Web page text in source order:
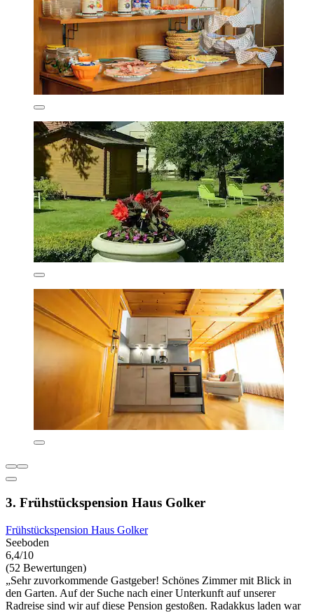
3. Frühstückspension Haus Golker
Frühstückspension Haus Golker
Seeboden
6,4/10
(52 Bewertungen)
„Sehr zuvorkommende Gastgeber! Schönes Zimmer mit Blick in
den Garten. Auf der Suche nach einer Unterkunft auf unserer
Radreise sind wir auf diese Pension gestoßen. Radakkus laden war